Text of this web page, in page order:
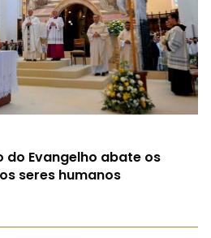
do Evangelho abate os
seres humanos